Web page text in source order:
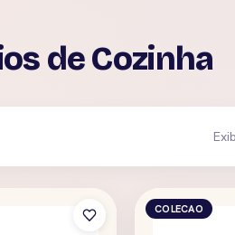
de Cozinha
COLECAO